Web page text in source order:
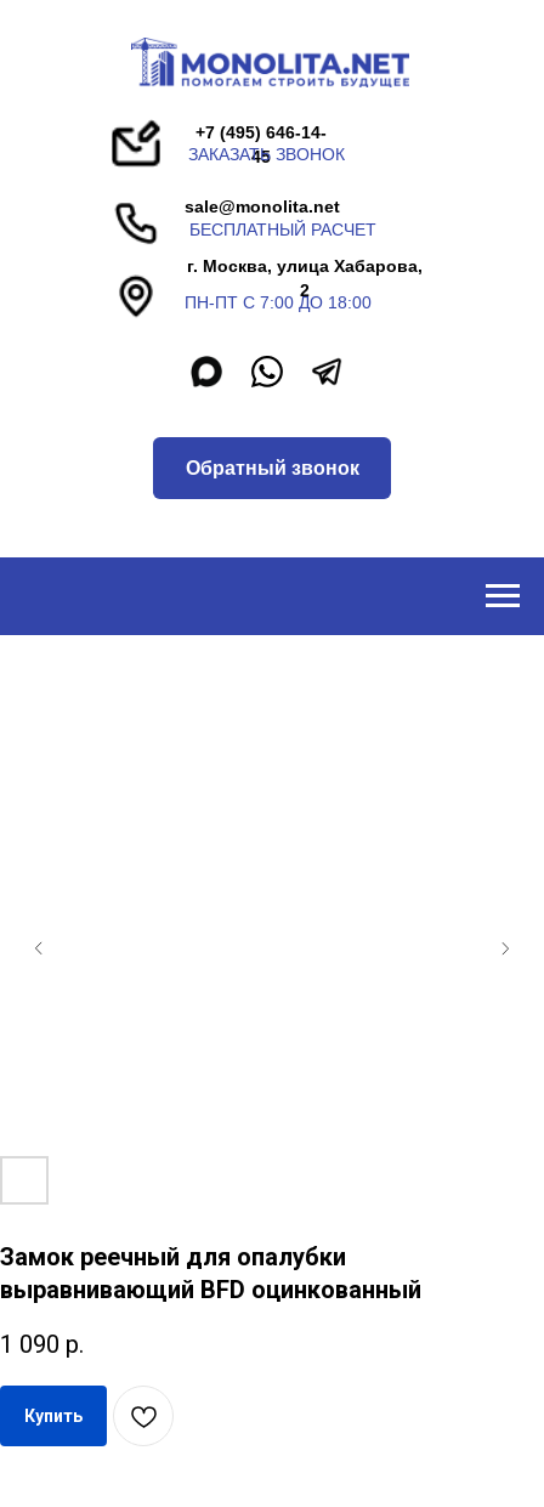
г. Москва, улица Хабарова,
ПН-ПТ С 7:00 ДО 18:00
45
ЗАКАЗАТЬ ЗВОНОК
БЕСПЛАТНЫЙ РАСЧЕТ
Замок реечный для опалубки
выравнивающий BFD оцинкованный
1 090 р.
Купить